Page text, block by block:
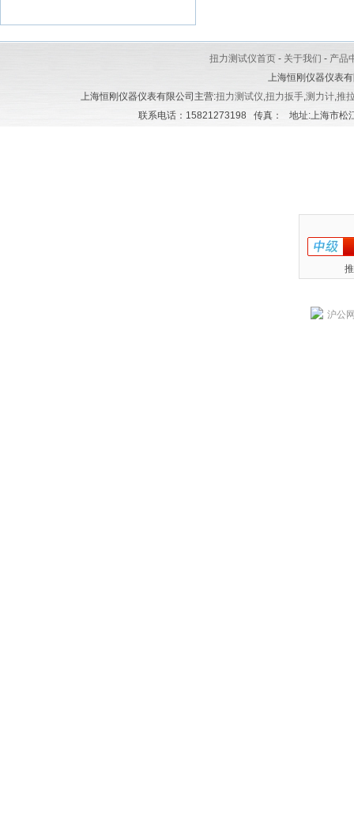
扭力测试仪首页 - 关于我们 - 产品
上海恒刚仪器仪表
上海恒刚仪器仪表有限公司主营:扭力测试仪,扭力扳手,测力计,推
联系电话：15821273198 传真： 地址:上海市
沪公